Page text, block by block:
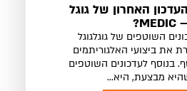
האחרון של גוגל
– MEDIC?
השוטפים של גוגלגוגל
את ביצועי האלגוריתמים
בנוסף לעדכונים השוטפים
מבצעת, היא...